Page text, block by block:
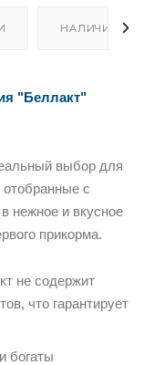
НАЛИЧИЕ
"Беллакт"
выбор для
с
нежное и вкусное
прикорма.
не содержит
что гарантирует
богаты